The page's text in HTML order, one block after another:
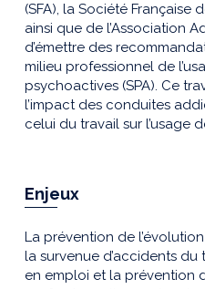
(SFA), la Société Française
ainsi que de l’Association
d’émettre des
milieu professionnel de
psychoactives (SPA). Ce
l’impact des conduites
celui du travail sur l’usage
Enjeux
La prévention de
la survenue d’accidents du
en emploi et la prévention